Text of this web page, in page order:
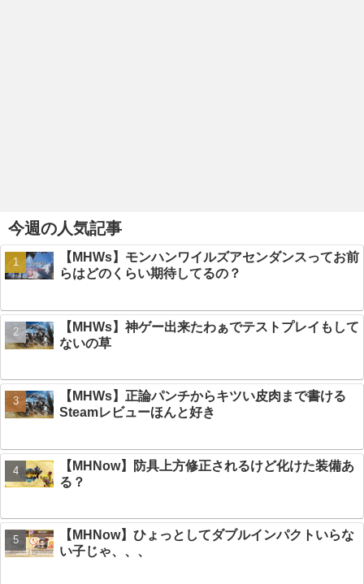
今週の人気記事
【MHWs】モンハンワイルズアセンダンスってお前
らはどのくらい期待してるの？
【MHWs】神ゲー出来たわぁでテストプレイもして
ないの草
【MHWs】正論パンチからキツい皮肉まで書ける
Steamレビューほんと好き
【MHNow】防具上方修正されるけど化けた装備あ
る？
【MHNow】ひょっとしてダブルインパクトいらな
い子じゃ、、、